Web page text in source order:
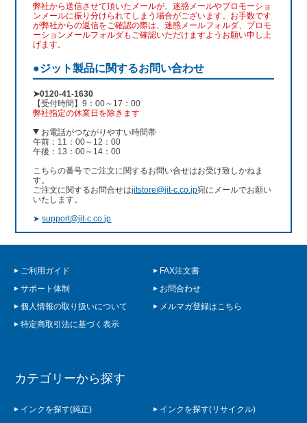
弊社から送信させて頂いたメールが、迷惑メールやプロモーショ
ンメールに振り分けられてしまう場合がございます。お手数です
が弊社からの返信をご確認の際は、迷惑メールフォルダ、プロモ
ーションメールフォルダもご確認いただけますようお願い申し上
げます。
●ジット製品に関するお問い合わせ
➤0120-41-1630
【受付時間】9：00～17：00
弊社指定の休業日を除きます
お電話がつながりやすい時間帯
午前：11：00～12：00
午後：13：00～14：00
こちらの番号でご注文に関するお問い合せはお受け致しかねま
す。
ご注文に関するお問合せはjitstore@jit-c.co.jp宛にメールでお願い
いたします。
➤support@jit-c.co.jp
ご利用ガイド
FAX注文書
サポート体制
お問合わせ
個人情報の取り扱いについて
メルマガ登録はこちら
特定商取引法に基づく表示
カテゴリーから探す
インクを探す(純正)
インクを探す(リサイクル)